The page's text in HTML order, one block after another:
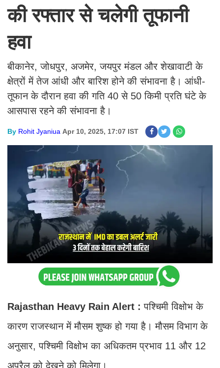
की रफ्तार से चलेगी तूफानी
हवा
बीकानेर, जोधपुर, अजमेर, जयपुर मंडल और शेखावाटी के
क्षेत्रों में तेज आंधी और बारिश होने की संभावना है। आंधी-
तूफान के दौरान हवा की गति 40 से 50 किमी प्रति घंटे के
आसपास रहने की संभावना है।
By Rohit Jyaniua Apr 10, 2025, 17:07 IST
Rajasthan Heavy Rain Alert :पश्चिमी विक्षोभ के
कारण राजस्थान में मौसम शुष्क हो गया है। मौसम विभाग के
अनुसार, पश्चिमी विक्षोभ का अधिकतम प्रभाव 11 और 12
अप्रैल को देखने को मिलेगा।